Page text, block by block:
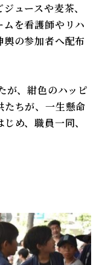
ュースや麦茶、
を看護師やリハ
輿の参加者へ配布
が、紺色のハッピ
たちが、一生懸命
め、職員一同、